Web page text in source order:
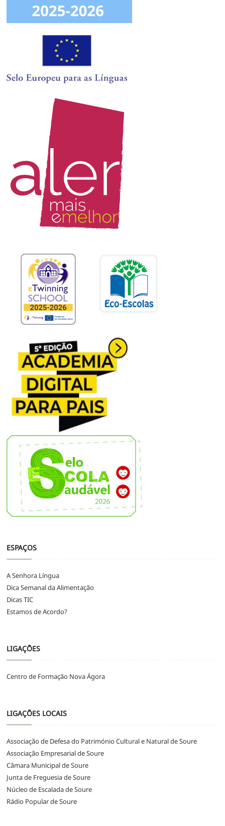
ESPAÇOS
A Senhora Língua
Dica Semanal da Alimentação
Dicas TIC
Estamos de Acordo?
LIGAÇÕES
Centro de Formação Nova Ágora
LIGAÇÕES LOCAIS
Associação de Defesa do Património Cultural e Natural de Soure
Associação Empresarial de Soure
Câmara Municipal de Soure
Junta de Freguesia de Soure
Núcleo de Escalada de Soure
Rádio Popular de Soure